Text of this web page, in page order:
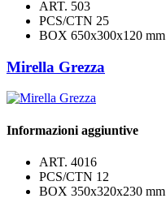
ART. 503
PCS/CTN 25
BOX 650x300x120 mm
Mirella Grezza
Informazioni aggiuntive
ART. 4016
PCS/CTN 12
BOX 350x320x230 mm